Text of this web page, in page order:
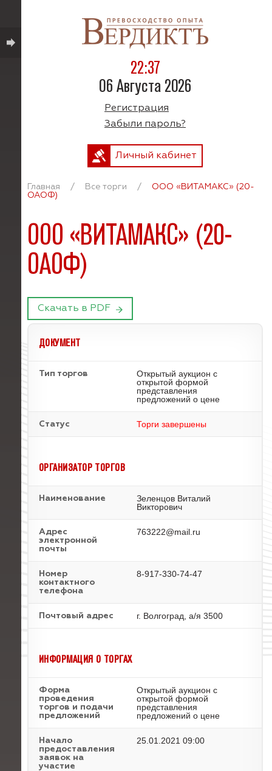
22:37
06 Августа 2026
Регистрация
Забыли пароль?
Личный кабинет
Главная / Все торги /
ООО «ВИТАМАКС» (20-
ОАОФ)
ООО «ВИТАМАКС» (20-
ОАОФ)
Скачать в PDF
ДОКУМЕНТ
Тип торгов
Открытый аукцион с
открытой формой
представления
предложений о цене
Статус Торги завершены
ОРГАНИЗАТОР ТОРГОВ
Наименование
Зеленцов Виталий
Викторович
Адрес
электронной
почты
763222@mail.ru
Номер
контактного
телефона
8-917-330-74-47
Почтовый адрес г. Волгоград, а/я 3500
ИНФОРМАЦИЯ О ТОРГАХ
Форма
проведения
торгов и подачи
предложений
Открытый аукцион с
открытой формой
представления
предложений о цене
Начало
предоставления
заявок на
участие
25.01.2021 09:00